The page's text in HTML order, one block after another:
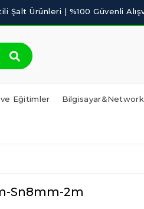
ve Eğitimler Bilgisayar&Network
Sn8mm-2m